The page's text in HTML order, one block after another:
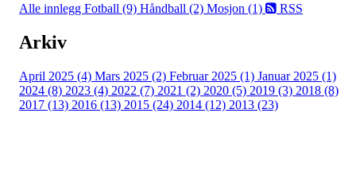
Alle innlegg Fotball (9) Håndball (2) Mosjon (1) RSS
Arkiv
April 2025 (4) Mars 2025 (2) Februar 2025 (1) Januar 2025 (1)
2024 (8) 2023 (4) 2022 (7) 2021 (2) 2020 (5) 2019 (3) 2018 (8)
2017 (13) 2016 (13) 2015 (24) 2014 (12) 2013 (23)